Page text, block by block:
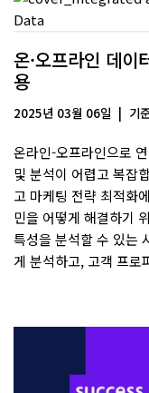
온·오프라인 데
용
2025년 03월 06일 기
온라인-오프라인으로
및 분석이 어렵고 복잡
고 마케팅 전략 최적화
민을 어떻게 해결하기
특성을 분석할 수 있는
게 분석하고, 고객 프